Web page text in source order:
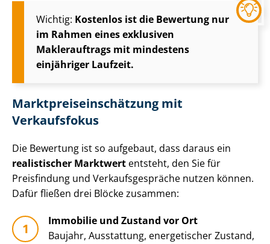
Wichtig: Kostenlos ist die Bewertung nur
im Rahmen eines exklusiven
Maklerauftrags mit mindestens
einjähriger Laufzeit.
Markt­preis­ein­schät­zung mit
Verkaufsfokus
Die Bewertung ist so aufgebaut, dass daraus ein
realistischer Marktwert entsteht, den Sie für
Preisfindung und Ver­kaufs­ge­sprä­che nutzen können.
Dafür fließen drei Blöcke zusammen:
Immobilie und Zustand vor Ort
Baujahr, Ausstattung, energetischer Zustand,